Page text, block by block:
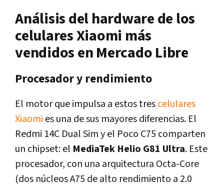
Análisis del hardware de los
celulares Xiaomi más
vendidos en Mercado Libre
Procesador y rendimiento
El motor que impulsa a estos trescelulares
Xiaomi es una de sus mayores diferencias. El
Redmi 14C Dual Sim y el Poco C75 comparten
un chipset: el MediaTek Helio G81 Ultra. Este
procesador, con una arquitectura Octa-Core
(dos núcleos A75 de alto rendimiento a 2.0